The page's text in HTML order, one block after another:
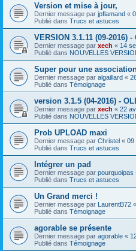
Version et mise à jour,
Dernier message par jpflamand «
Publié dans Trucs et astuces
VERSION 3.1.11 (09-2016) -
Dernier message par xech « 14
Publié dans NOUVELLES
Super pour une
Dernier message par algaillard «
Publié dans Témoignage
version 3.1.5 (04-2016) -
Dernier message par xech « 22
Publié dans NOUVELLES
Prob UPLOAD maxi
Dernier message par Christel « 09
Publié dans Trucs et astuces
Intégrer un pad
Dernier message par pourquoipas
Publié dans Trucs et astuces
Un Grand merci !
Dernier message par LaurentB72 «
Publié dans Témoignage
agorable se présente
Dernier message par agorable «
Publié dans Témoignage